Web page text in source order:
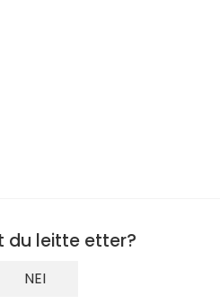
du leitte etter?
NEI